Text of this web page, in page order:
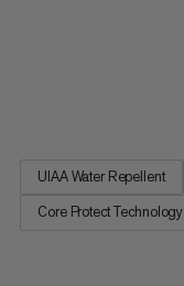
UIAA Water Repellent
Core Protect Technology